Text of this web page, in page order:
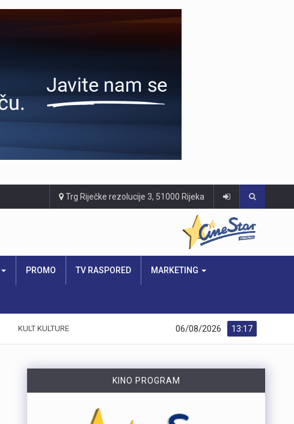
Trg Riječke rezolucije 3, 51000 Rijeka
PROMO TV RASPORED MARKETING
KULT KULTURE 13:17
06/08/2026
KINO PROGRAM